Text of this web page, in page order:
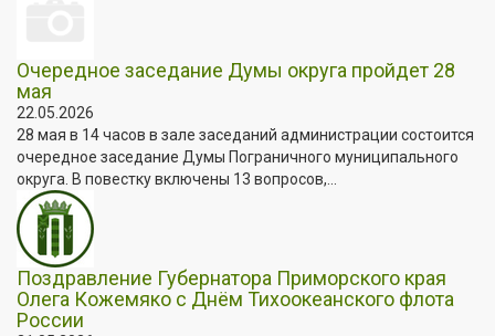
Очередное заседание Думы округа пройдет 28
мая
22.05.2026
28 мая в 14 часов в зале заседаний администрации состоится
очередное заседание Думы Пограничного муниципального
округа. В повестку включены 13 вопросов,...
Поздравление Губернатора Приморского края
Олега Кожемяко с Днём Тихоокеанского флота
России